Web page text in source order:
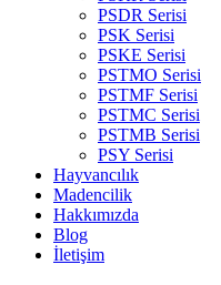
PSDR Serisi
PSK Serisi
PSKE Serisi
PSTMO Serisi
PSTMF Serisi
PSTMC Serisi
PSTMB Serisi
PSY Serisi
Hayvancılık
Madencilik
Hakkımızda
Blog
İletişim